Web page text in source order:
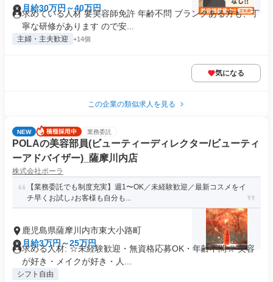
月給30万円～40万円
求めている人材 要美容師免許 年齢不問 ブランクある方も、丁
寧な研修があります ので安...
主婦・主夫歓迎 +14個
気になる
この企業の類似求人を見る
NEW 業務委託
POLAの美容部員(ビューティーディレクター/ビューティ
ーアドバイザー)_薩摩川内店
株式会社ポーラ
【業務委託でも制度充実】週1〜OK／未経験歓迎／最新コスメをイ
チ早くお試し♪お客様も自分も...
鹿児島県薩摩川内市東大小路町
月給3万円～25万円
求める人材: ☆未経験歓迎・無資格応募OK・年齢不問☆ 美容
が好き・メイクが好き・人...
シフト自由